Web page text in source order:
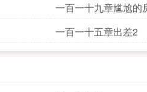
一百一十九章尴尬的
一百一十五章出差2